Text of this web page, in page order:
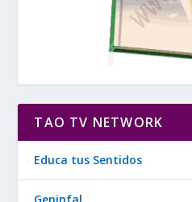
TAO TV NETWORK
Educa tus Sentidos